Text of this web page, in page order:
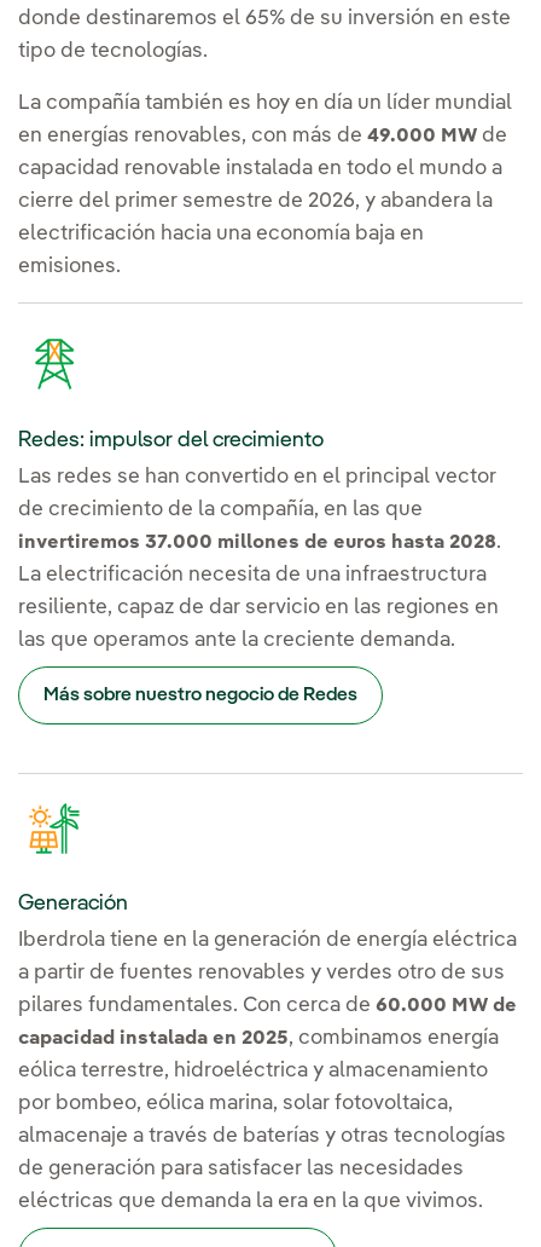
donde destinaremos el 65% de su inversión en este
tipo de tecnologías.
La compañía también es hoy en día un líder mundial
en energías renovables, con más de 49.000 MW de
capacidad renovable instalada en todo el mundo a
cierre del primer semestre de 2026, y abandera la
electrificación hacia una economía baja en
emisiones.
Redes: impulsor del crecimiento
Las redes se han convertido en el principal vector
de crecimiento de la compañía, en las que
invertiremos 37.000 millones de euros hasta 2028.
La electrificación necesita de una infraestructura
resiliente, capaz de dar servicio en las regiones en
las que operamos ante la creciente demanda.
Más sobre nuestro negocio de Redes
Generación
Iberdrola tiene en la generación de energía eléctrica
a partir de fuentes renovables y verdes otro de sus
pilares fundamentales. Con cerca de 60.000 MW de
capacidad instalada en 2025, combinamos energía
eólica terrestre, hidroeléctrica y almacenamiento
por bombeo, eólica marina, solar fotovoltaica,
almacenaje a través de baterías y otras tecnologías
de generación para satisfacer las necesidades
eléctricas que demanda la era en la que vivimos.